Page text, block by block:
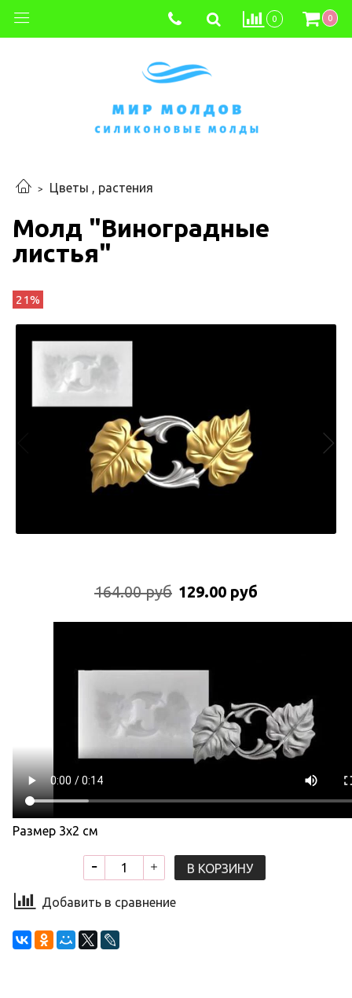
0 0
Цветы , растения
Молд "Виноградные
листья"
21%
164.00 руб 129.00 руб
Размер 3х2 см
В КОРЗИНУ
Добавить в сравнение